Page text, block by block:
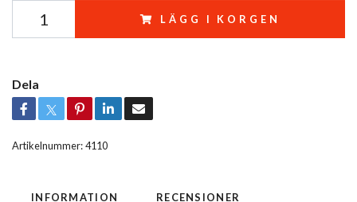
LÄGG I KORGEN
Dela
Artikelnummer:4110
INFORMATION RECENSIONER